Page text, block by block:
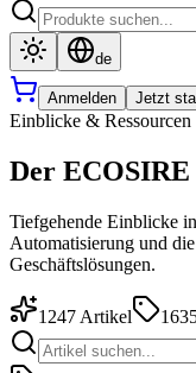
de
Anmelden Jetzt
Einblicke & Ressourcen
Der ECOSIRE
Tiefgehende Einblicke
Automatisierung und
Geschäftslösungen.
1247 Artikel